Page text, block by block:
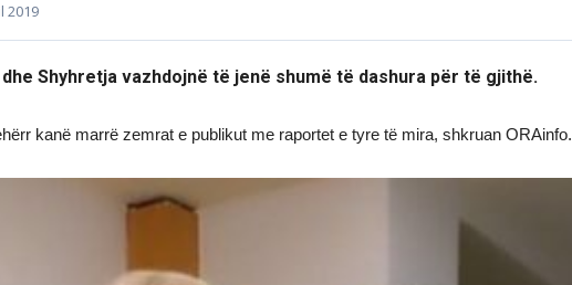
2019
Shyhretja vazhdojnë të jenë shumë të dashura për të gjithë.
kanë marrë zemrat e publikut me raportet e tyre të mira, shkruan ORAinfo.